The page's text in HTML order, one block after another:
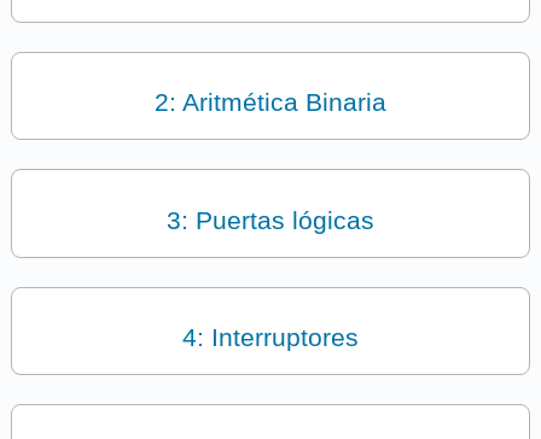
2: Aritmética Binaria
3: Puertas lógicas
4: Interruptores